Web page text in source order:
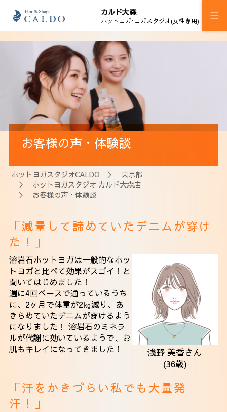
カルド大森
ホットヨガ･ヨガスタジオ(女性専用)
施設案内
プログラム
スケジュール
料金
ウェルチケ
法人会員
アクセス
お客様の声・体験談
ホットヨガスタジオCALDO ＞ 東京都
＞ ホットヨガスタジオ カルド大森店
＞ お客様の声・体験談
「減量して諦めていたデニムが穿け
た！」
浅野 美香さん
(36歳)
溶岩石ホットヨガは一般的なホッ
トヨガと比べて効果がスゴイ！と
聞いてはじめました！
週に4回ペースで通っているうち
に、2ヶ月で体重が2㎏減り、あ
きらめていたデニムが穿けるよう
になりました！ 溶岩石のミネラ
ルが代謝に効いているようで、お
肌もキレイになってきました！
「汗をかきづらい私でも大量発
汗！」